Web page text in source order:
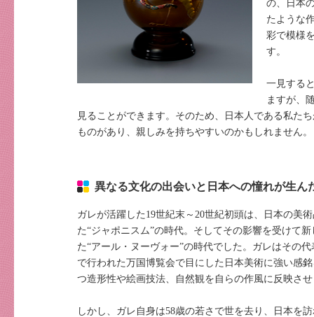
の、日本
たような
彩で模様
す。
一見する
ますが、
見ることができます。そのため、日本人である私た
ものがあり、親しみを持ちやすいのかもしれません。
異なる文化の出会いと日本への憧れが生ん
ガレが活躍した19世紀末～20世紀初頭は、日本の美
た“ジャポニスム”の時代。そしてその影響を受けて
た“アール・ヌーヴォー”の時代でした。ガレはその
で行われた万国博覧会で目にした日本美術に強い感
つ造形性や絵画技法、自然観を自らの作風に反映さ
しかし、ガレ自身は58歳の若さで世を去り、日本を